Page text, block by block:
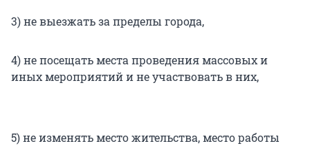
3) не выезжать за пределы города,
4) не посещать места проведения массовых и
иных мероприятий и не участвовать в них,
5) не изменять место жительства, место работы